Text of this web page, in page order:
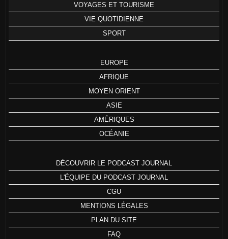
VOYAGES ET TOURISME
VIE QUOTIDIENNE
SPORT
EUROPE
AFRIQUE
MOYEN ORIENT
ASIE
AMÉRIQUES
OCÉANIE
DÉCOUVRIR LE PODCAST JOURNAL
L'ÉQUIPE DU PODCAST JOURNAL
CGU
MENTIONS LÉGALES
PLAN DU SITE
FAQ